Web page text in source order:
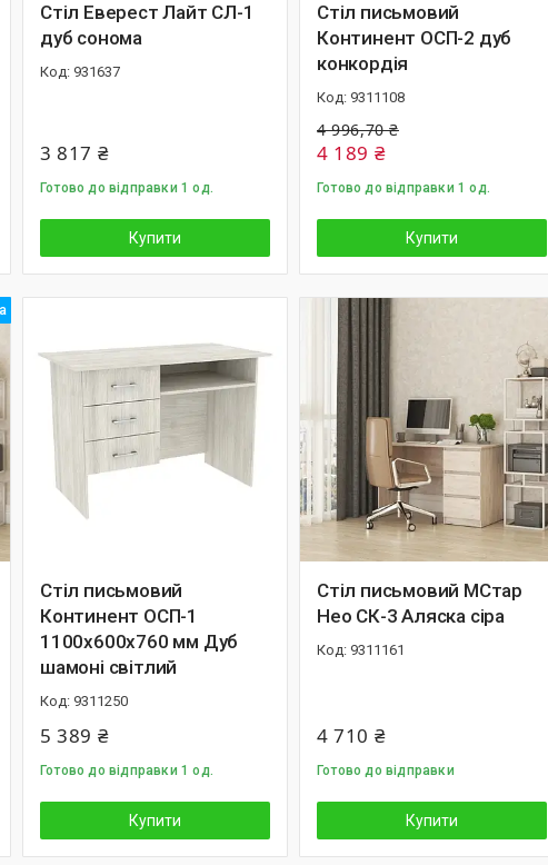
Стіл Еверест Лайт СЛ-1
дуб сонома
931637
3 817 ₴
Готово до відправки 1 од.
Купити
Стіл письмовий
Континент ОСП-2 дуб
конкордія
9311108
4 996,70 ₴
4 189 ₴
Готово до відправки 1 од.
Купити
Стіл письмовий
Континент ОСП-1
1100х600х760 мм Дуб
шамоні світлий
9311250
5 389 ₴
Готово до відправки 1 од.
Купити
Стіл письмовий МСтар
Нео СК-3 Аляска сіра
9311161
4 710 ₴
Готово до відправки
Купити